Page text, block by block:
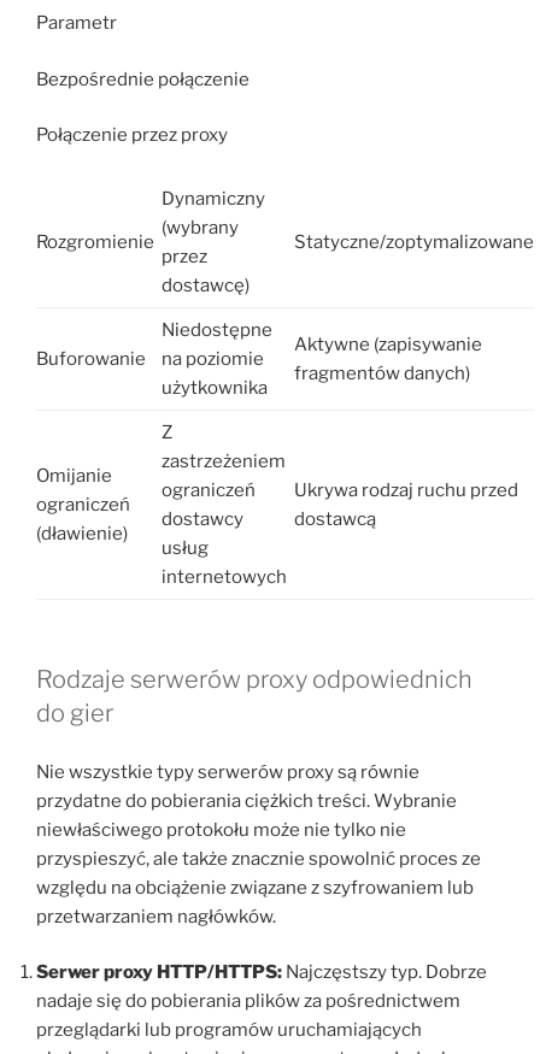
Parametr
Bezpośrednie połączenie
Połączenie przez proxy
Rozgromienie
Dynamiczny
(wybrany
przez
dostawcę)
Statyczne/zoptymalizowane
Buforowanie
Niedostępne
na poziomie
użytkownika
Aktywne (zapisywanie
fragmentów danych)
Omijanie
ograniczeń
(dławienie)
Z
zastrzeżeniem
ograniczeń
dostawcy
usług
internetowych
Ukrywa rodzaj ruchu przed
dostawcą
Rodzaje serwerów proxy odpowiednich
do gier
Nie wszystkie typy serwerów proxy są równie
przydatne do pobierania ciężkich treści. Wybranie
niewłaściwego protokołu może nie tylko nie
przyspieszyć, ale także znacznie spowolnić proces ze
względu na obciążenie związane z szyfrowaniem lub
przetwarzaniem nagłówków.
Serwer proxy HTTP/HTTPS: Najczęstszy typ. Dobrze
nadaje się do pobierania plików za pośrednictwem
przeglądarki lub programów uruchamiających